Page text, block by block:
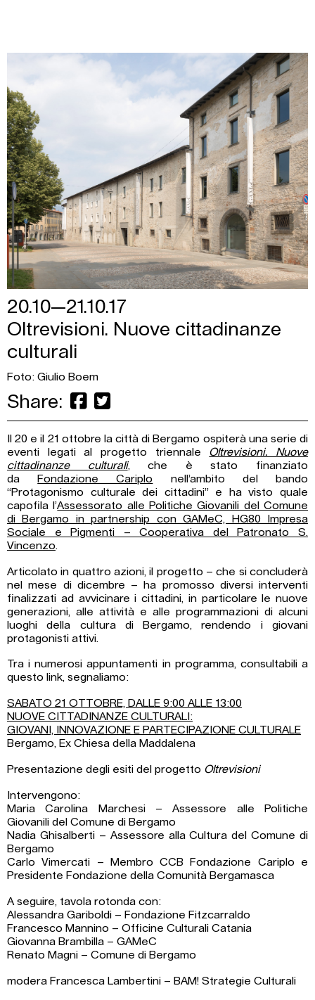
20.10—21.10.17
Oltrevisioni. Nuove cittadinanze
culturali
Foto: Giulio Boem
Share:
Il 20 e il 21 ottobre la città di Bergamo ospiterà una serie di
eventi legati al progetto triennale Oltrevisioni. Nuove
cittadinanze culturali, che è stato finanziato
da
Fondazione Cariplo nell’ambito del bando
“Protagonismo culturale dei cittadini” e ha visto quale
capofila l’Assessorato alle Politiche Giovanili del Comune
di Bergamo in partnership con GAMeC, HG80 Impresa
Sociale e Pigmenti – Cooperativa del Patronato S.
Vincenzo.
Articolato in quattro azioni, il progetto – che si concluderà
nel mese di dicembre – ha promosso diversi interventi
finalizzati ad avvicinare i cittadini, in particolare le nuove
generazioni, alle attività e alle programmazioni di alcuni
luoghi della cultura di Bergamo, rendendo i giovani
protagonisti attivi.
Tra i numerosi appuntamenti in programma, consultabili a
questo link, segnaliamo:
SABATO 21 OTTOBRE, DALLE 9:00 ALLE 13:00
NUOVE CITTADINANZE CULTURALI:
GIOVANI, INNOVAZIONE E PARTECIPAZIONE CULTURALE
Bergamo, Ex Chiesa della Maddalena
Presentazione degli esiti del progetto Oltrevisioni
Intervengono:
Maria Carolina Marchesi – Assessore alle Politiche
Giovanili del Comune di Bergamo
Nadia Ghisalberti – Assessore alla Cultura del Comune di
Bergamo
Carlo Vimercati – Membro CCB Fondazione Cariplo e
Presidente Fondazione della Comunità Bergamasca
A seguire, tavola rotonda con:
Alessandra Gariboldi – Fondazione Fitzcarraldo
Francesco Mannino – Officine Culturali Catania
Giovanna Brambilla – GAMeC
Renato Magni – Comune di Bergamo
modera Francesca Lambertini – BAM! Strategie Culturali